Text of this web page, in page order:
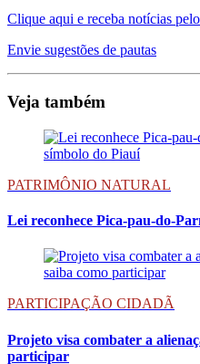
Clique aqui e receba notícias
Envie sugestões de pautas
Veja também
PATRIMÔNIO NATURAL
Lei reconhece Pica-pau-do-
PARTICIPAÇÃO CIDADÃ
Projeto visa combater a
participar